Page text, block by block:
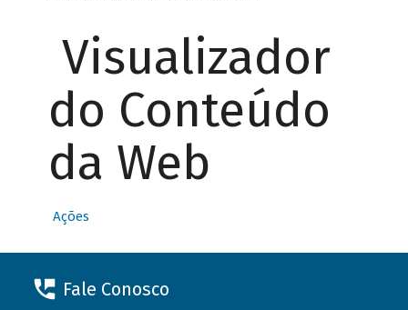
Visualizador
do Conteúdo
da Web
Ações
Fale Conosco